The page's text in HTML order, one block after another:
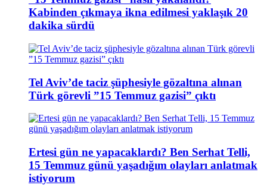
Kabinden çıkmaya ikna edilmesi yaklaşık 20
dakika sürdü
Tel Aviv’de taciz şüphesiyle gözaltına alınan
Türk görevli ”15 Temmuz gazisi” çıktı
Ertesi gün ne yapacaklardı? Ben Serhat Telli,
15 Temmuz günü yaşadığım olayları anlatmak
istiyorum